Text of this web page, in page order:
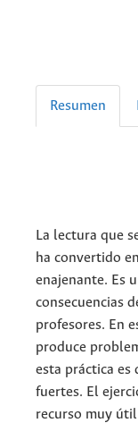
Resumen
La lectura que
ha convertido
enajenante. Es
consecuencias
profesores. En
produce
esta práctica es
fuertes. El
recurso muy